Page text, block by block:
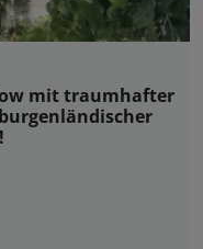
mit traumhafter